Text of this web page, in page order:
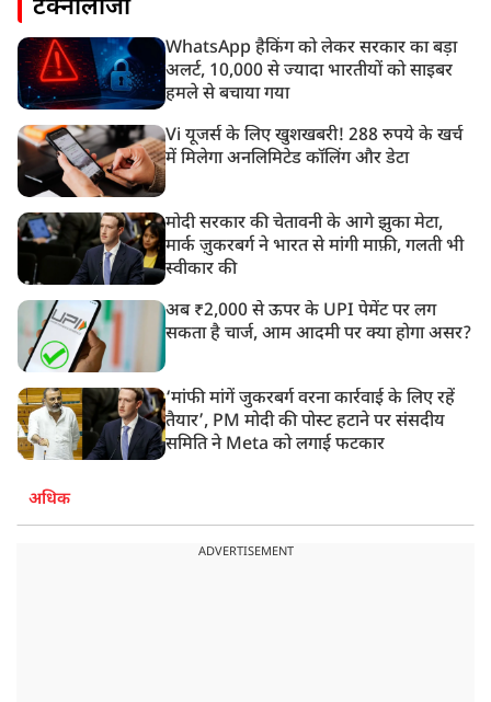
टेक्नोलॉजी
WhatsApp हैकिंग को लेकर सरकार का बड़ा
अलर्ट, 10,000 से ज्यादा भारतीयों को साइबर
हमले से बचाया गया
Vi यूजर्स के लिए खुशखबरी! 288 रुपये के खर्च
में मिलेगा अनलिमिटेड कॉलिंग और डेटा
मोदी सरकार की चेतावनी के आगे झुका मेटा,
मार्क ज़ुकरबर्ग ने भारत से मांगी माफ़ी, गलती भी
स्वीकार की
अब ₹2,000 से ऊपर के UPI पेमेंट पर लग
सकता है चार्ज, आम आदमी पर क्या होगा असर?
‘मांफी मांगें जुकरबर्ग वरना कार्रवाई के लिए रहें
तैयार’, PM मोदी की पोस्ट हटाने पर संसदीय
समिति ने Meta को लगाई फटकार
अधिक
ADVERTISEMENT